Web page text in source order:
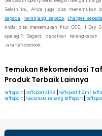
Selain itu, Anda juga bisa menemukan
sepeda
keranjang sepeda ,charger sepeda
Anda bisa menemukan fitur COD, 1-Day
apalagi? Segera dapatkan
JakartaNotebook.
Temukan Rekomendasi
Produk Terbaik Lainnya
taffsport taffsport af59 taffsport 1.2m
taffsport
kacamata renang taffsport